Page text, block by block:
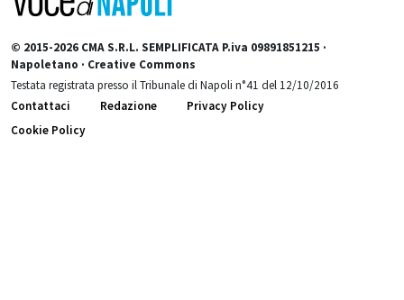
© 2015-2026 CMA S.R.L. SEMPLIFICATA P.iva 09891851215 ·
Napoletano · Creative Commons
Testata registrata presso il Tribunale di Napoli n°41 del 12/10/2016
Contattaci
Redazione
Privacy Policy
Cookie Policy